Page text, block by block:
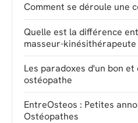
Comment se déroule une
Quelle est la différence
masseur-kinésithérapeute
Les paradoxes d'un bon et
ostéopathe
EntreOsteos : Petites
Ostéopathes